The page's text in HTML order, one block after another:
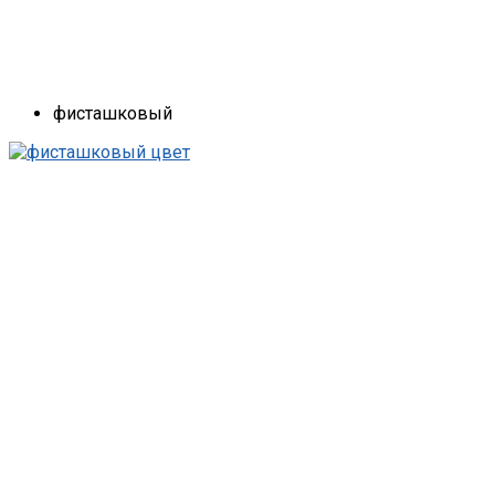
фисташковый